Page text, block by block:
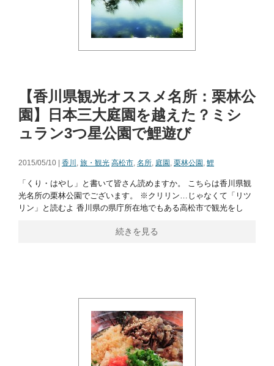
【香川県観光オススメ名所：栗林公
園】日本三大庭園を越えた？ミシ
ュラン3つ星公園で鯉遊び
2015/05/10 | 香川 , 旅・観光 高松市, 名所, 庭園 , 栗林公園 , 鯉
「くり・はやし」と書いて皆さん読めますか。 こちらは香川県観
光名所の栗林公園でございます。 ※クリリン…じゃなくて「リツ
リン」と読むよ 香川県の県庁所在地でもある高松市で観光をし
続きを見る